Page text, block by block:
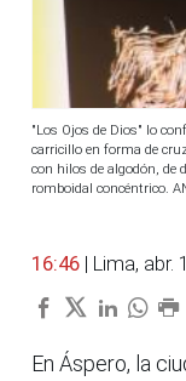
"Los Ojos de Dios" lo
carricillo en forma de
con hilos de algodón, de
romboidal concéntrico.
16:46 | Lima, abr.
En Áspero, la